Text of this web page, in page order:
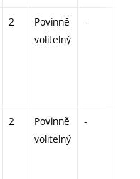
2
Povinně
volitelný
-
2
Povinně
volitelný
-